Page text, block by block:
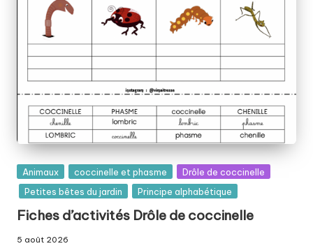
Posted
in
Animaux coccinelle et phasme
Drôle de coccinelle
Petites bêtes du jardin
Principe alphabétique
Fiches d’activités Drôle de coccinelle
5 août 2026